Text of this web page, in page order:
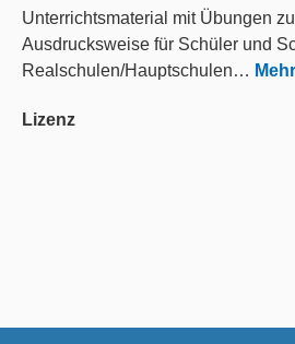
Unterrichtsmaterial mit Übungen
Ausdrucksweise für Schüler und
Realschulen/Hauptschulen… Mehr
Lizenz